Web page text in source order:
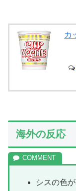
カ
海外の反応
シスの色